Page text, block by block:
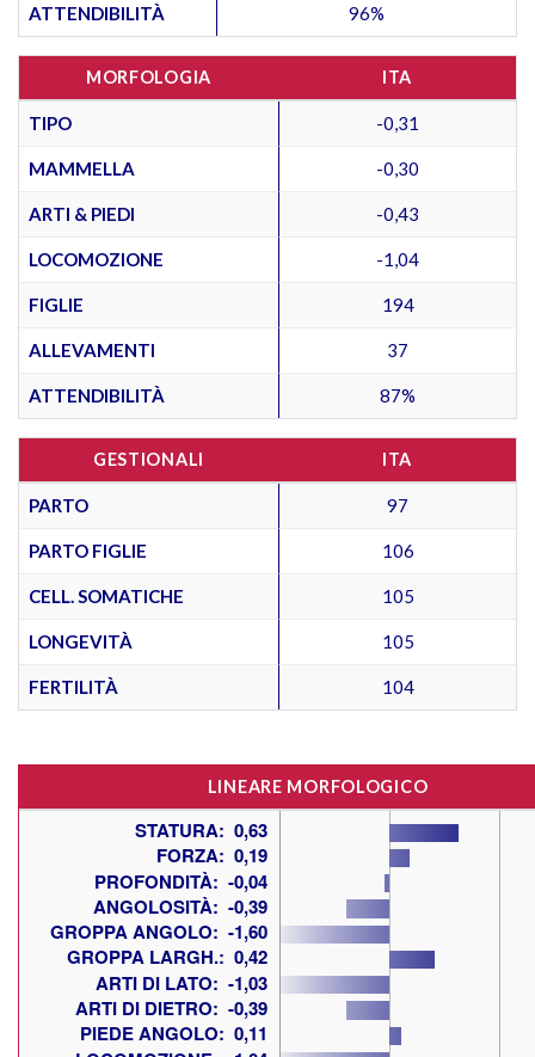
ATTENDIBILITÀ 96%
MORFOLOGIA ITA
TIPO -0,31
MAMMELLA -0,30
ARTI & PIEDI -0,43
LOCOMOZIONE -1,04
FIGLIE 194
ALLEVAMENTI 37
ATTENDIBILITÀ 87%
GESTIONALI ITA
PARTO 97
PARTO FIGLIE 106
CELL. SOMATICHE 105
LONGEVITÀ 105
FERTILITÀ 104
LINEARE MORFOLOGICO